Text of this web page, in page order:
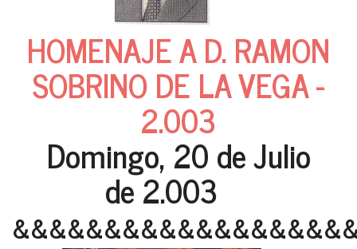
HOMENAJE A D. RAMON
SOBRINO DE LA VEGA -
2.003
Domingo, 20 de Julio
de 2.003